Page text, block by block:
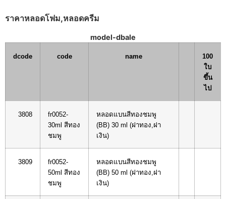
ราคาหลอดโฟม,หลอดครีม
model-dbale
dcode code name
100
ใบ
ขึ้น
ไป
3808
fr0052-
30ml สีทอง
ชมพู
หลอดแบนสีทองชมพู
(BB) 30 ml (ฝาทอง,ฝา
เงิน)
3809
fr0052-
50ml สีทอง
ชมพู
หลอดแบนสีทองชมพู
(BB) 50 ml (ฝาทอง,ฝา
เงิน)